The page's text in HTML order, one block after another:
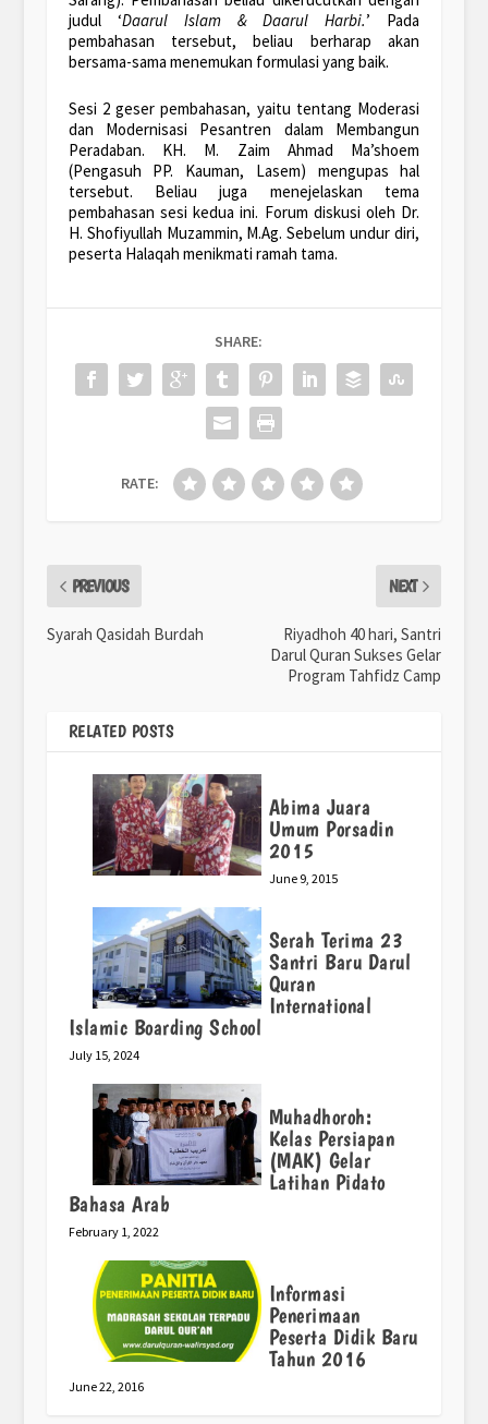
judul ‘Daarul Islam & Daarul Harbi.’ Pada
pembahasan tersebut, beliau berharap akan
bersama-sama menemukan formulasi yang baik.
Sesi 2 geser pembahasan, yaitu tentang Moderasi
dan Modernisasi Pesantren dalam Membangun
Peradaban. KH. M. Zaim Ahmad Ma’shoem
(Pengasuh PP. Kauman, Lasem) mengupas hal
tersebut. Beliau juga menejelaskan tema
pembahasan sesi kedua ini. Forum diskusi oleh Dr.
H. Shofiyullah Muzammin, M.Ag. Sebelum undur diri,
peserta Halaqah menikmati ramah tama.
SHARE:
RATE:
PREVIOUS
Syarah Qasidah Burdah
NEXT
Riyadhoh 40 hari, Santri
Darul Quran Sukses Gelar
Program Tahfidz Camp
RELATED POSTS
Abima Juara
Umum Porsadin
2015
June 9, 2015
Serah Terima 23
Santri Baru Darul
Quran
International
Islamic Boarding School
July 15, 2024
Muhadhoroh:
Kelas Persiapan
(MAK) Gelar
Latihan Pidato
Bahasa Arab
February 1, 2022
Informasi
Penerimaan
Peserta Didik Baru
Tahun 2016
June 22, 2016